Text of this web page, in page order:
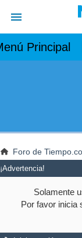
Principal
Foro de
¡Advertencia!
Solamente
Por favor inicia